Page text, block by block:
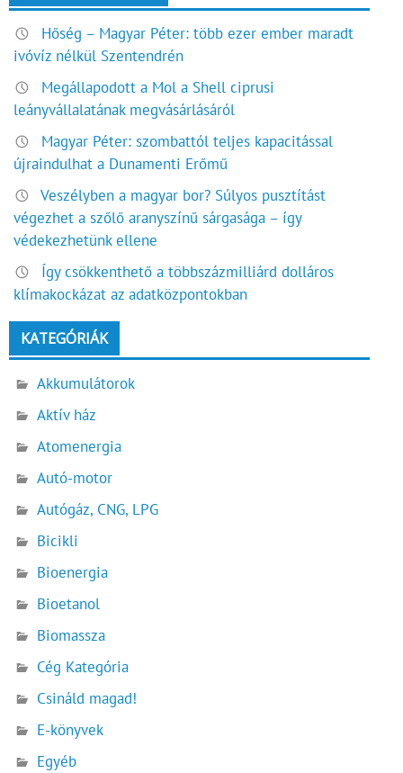
Hőség – Magyar Péter: több ezer ember maradt
ivóvíz nélkül Szentendrén
Megállapodott a Mol a Shell ciprusi
leányvállalatának megvásárlásáról
Magyar Péter: szombattól teljes kapacitással
újraindulhat a Dunamenti Erőmű
Veszélyben a magyar bor? Súlyos pusztítást
végezhet a szőlő aranyszínű sárgasága – így
védekezhetünk ellene
Így csökkenthető a többszázmilliárd dolláros
klímakockázat az adatközpontokban
KATEGÓRIÁK
Akkumulátorok
Aktív ház
Atomenergia
Autó-motor
Autógáz, CNG, LPG
Bicikli
Bioenergia
Bioetanol
Biomassza
Cég Kategória
Csináld magad!
E-könyvek
Egyéb